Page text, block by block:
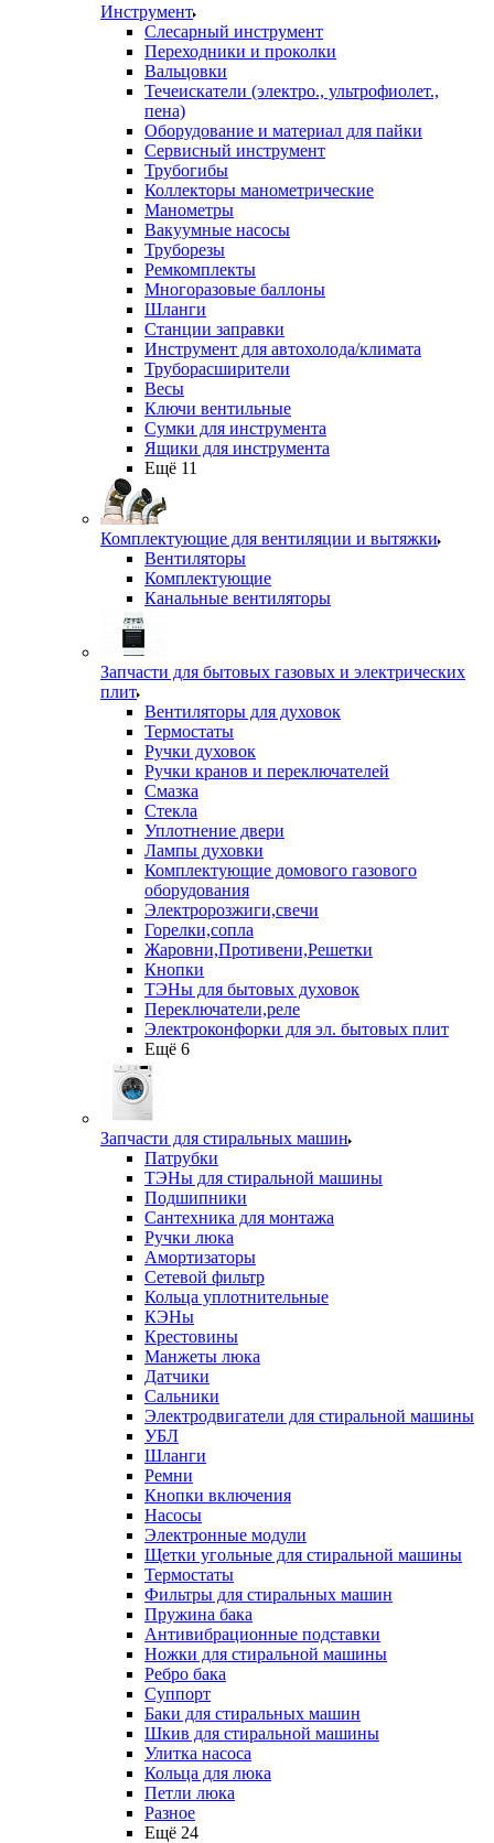
Инструмент
Слесарный инструмент
Переходники и проколки
Вальцовки
Течеискатели (электро., ультрофиолет.,
пена)
Оборудование и материал для пайки
Сервисный инструмент
Трубогибы
Коллекторы манометрические
Манометры
Вакуумные насосы
Труборезы
Ремкомплекты
Многоразовые баллоны
Шланги
Станции заправки
Инструмент для автохолода/климата
Труборасширители
Весы
Ключи вентильные
Сумки для инструмента
Ящики для инструмента
Ещё 11
Комплектующие для вентиляции и вытяжки
Вентиляторы
Комплектующие
Канальные вентиляторы
Запчасти для бытовых газовых и электрических
плит
Вентиляторы для духовок
Термостаты
Ручки духовок
Ручки кранов и переключателей
Смазка
Стекла
Уплотнение двери
Лампы духовки
Комплектующие домового газового
оборудования
Электророзжиги,свечи
Горелки,сопла
Жаровни,Противени,Решетки
Кнопки
ТЭНы для бытовых духовок
Переключатели,реле
Электроконфорки для эл. бытовых плит
Ещё 6
Запчасти для стиральных машин
Патрубки
ТЭНы для стиральной машины
Подшипники
Сантехника для монтажа
Ручки люка
Амортизаторы
Сетевой фильтр
Кольца уплотнительные
КЭНы
Крестовины
Манжеты люка
Датчики
Сальники
Электродвигатели для стиральной машины
УБЛ
Шланги
Ремни
Кнопки включения
Насосы
Электронные модули
Щетки угольные для стиральной машины
Термостаты
Фильтры для стиральных машин
Пружина бака
Антивибрационные подставки
Ножки для стиральной машины
Ребро бака
Суппорт
Баки для стиральных машин
Шкив для стиральной машины
Улитка насоса
Кольца для люка
Петли люка
Разное
Ещё 24